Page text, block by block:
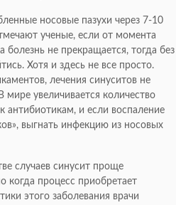
носовые пазухи через 7-10
ученые, если от момента
не прекращается, тогда без
Хотя и здесь не все просто.
лечения синуситов не
мире увеличивается количество
антибиотикам, и если воспаление
выгнать инфекцию из носовых
случаев синусит проще
когда процесс приобретает
этого заболевания врачи